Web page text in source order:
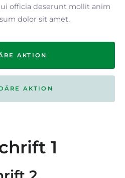
officia deserunt mollit anim
dolor sit amet.
AKTION
AKTION
1